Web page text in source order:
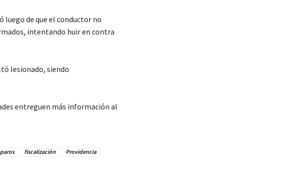
de que el conductor no
intentando huir en contra
lesionado, siendo
entreguen más información al
fiscalización Providencia